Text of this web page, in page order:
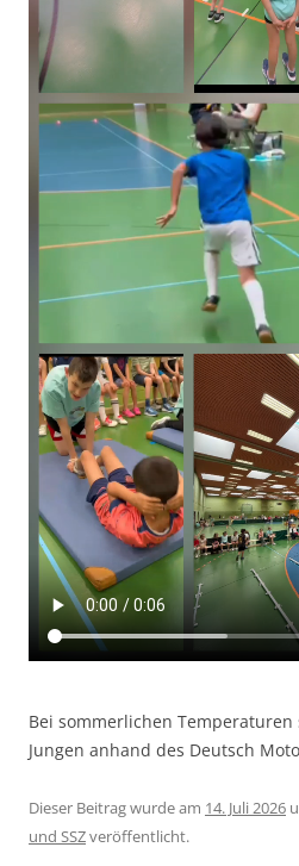
Bei sommerlichen
Jungen anhand des Deutsch
Dieser Beitrag wurde am 14. Juli 2026
und SSZveröffentlicht.